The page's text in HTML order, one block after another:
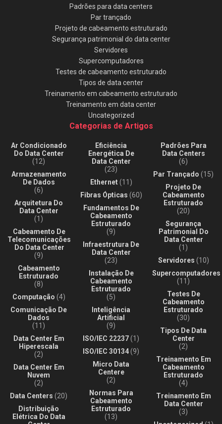
Padrões para data centers
Par trançado
Projeto de cabeamento estruturado
Segurança patrimonial do data center
Servidores
Supercomputadores
Testes de cabeamento estruturado
Tipos de data center
Treinamento em cabeamento estruturado
Treinamento em data center
Uncategorized
Categorias de Artigos
Ar Condicionado
Do Data Center
(12)
Armazenamento
De Dados
(6)
Arquitetura Do
Data Center
(1)
Cabeamento De
Telecomunicações
Do Data Center
(9)
Cabeamento
Estruturado
(8)
Computação (4)
Comunicação De
Dados
(11)
Data Center Em
Hiperescala
(2)
Data Center Em
Nuvem
(2)
Data Centers (20)
Distribuição
Elétrica Do Data
Eficiência
Energética De
Data Center
(23)
Ethernet(11)
Fibras Ópticas (60)
Fundamentos De
Cabeamento
Estruturado
(9)
Infraestrutura De
Data Center
(23)
Instalação De
Cabeamento
Estruturado
(5)
Inteligência
Artificial
(9)
ISO/IEC 22237(1)
ISO/IEC 30134(9)
Micro Data
Centere
(2)
Normas Para
Cabeamento
Estruturado
(13)
Padrões Para
Data Centers
(6)
Par Trançado (15)
Projeto De
Cabeamento
Estruturado
(20)
Segurança
Patrimonial Do
Data Center
(1)
Servidores (10)
Supercomputadores
(11)
Testes De
Cabeamento
Estruturado
(30)
Tipos De Data
Center
(2)
Treinamento Em
Cabeamento
Estruturado
(4)
Treinamento Em
Data Center
(3)